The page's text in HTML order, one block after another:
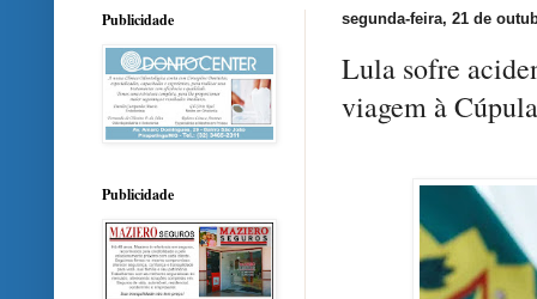
segunda-feira, 21 de
Lula sofre
viagem à
Publicidade
Publicidade